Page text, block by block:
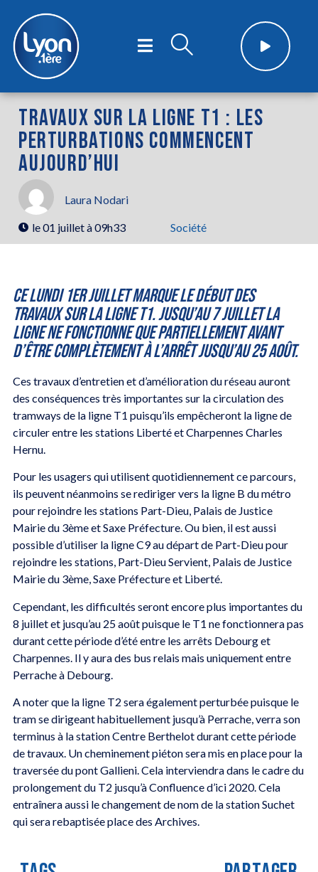
TRAVAUX SUR LA LIGNE T1 : LES
PERTURBATIONS COMMENCENT
AUJOURD’HUI
Laura Nodari
le01 juillet à 09h33 Société
Ce lundi 1er juillet marque le début des
travaux sur la ligne T1. Jusqu’au 7 juillet la
ligne ne fonctionne que partiellement avant
d’être complètement à l’arrêt jusqu’au 25 août.
Ces travaux d’entretien et d’amélioration du réseau auront
des conséquences très importantes sur la circulation des
tramways de la ligne T1 puisqu’ils empêcheront la ligne de
circuler entre les stations Liberté et Charpennes Charles
Hernu.
Pour les usagers qui utilisent quotidiennement ce parcours,
ils peuvent néanmoins se rediriger vers la ligne B du métro
pour rejoindre les stations Part-Dieu, Palais de Justice
Mairie du 3ème et Saxe Préfecture. Ou bien, il est aussi
possible d’utiliser la ligne C9 au départ de Part-Dieu pour
rejoindre les stations, Part-Dieu Servient, Palais de Justice
Mairie du 3ème, Saxe Préfecture et Liberté.
Cependant, les difficultés seront encore plus importantes du
8 juillet et jusqu’au 25 août puisque le T1 ne fonctionnera pas
durant cette période d’été entre les arrêts Debourg et
Charpennes. Il y aura des bus relais mais uniquement entre
Perrache à Debourg.
A noter que la ligne T2 sera également perturbée puisque le
tram se dirigeant habituellement jusqu’à Perrache, verra son
terminus à la station Centre Berthelot durant cette période
de travaux. Un cheminement piéton sera mis en place pour la
traversée du pont Gallieni. Cela interviendra dans le cadre du
prolongement du T2 jusqu’à Confluence d’ici 2020. Cela
entraînera aussi le changement de nom de la station Suchet
qui sera rebaptisée place des Archives.